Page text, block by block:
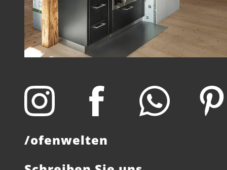
/ofenwelten